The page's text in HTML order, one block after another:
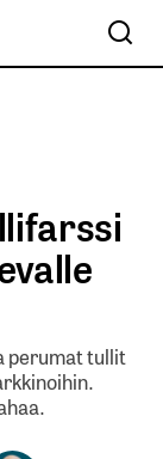
perumat tullit